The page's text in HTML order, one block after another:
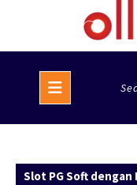
Open
for:
Slot PG Soft dengan